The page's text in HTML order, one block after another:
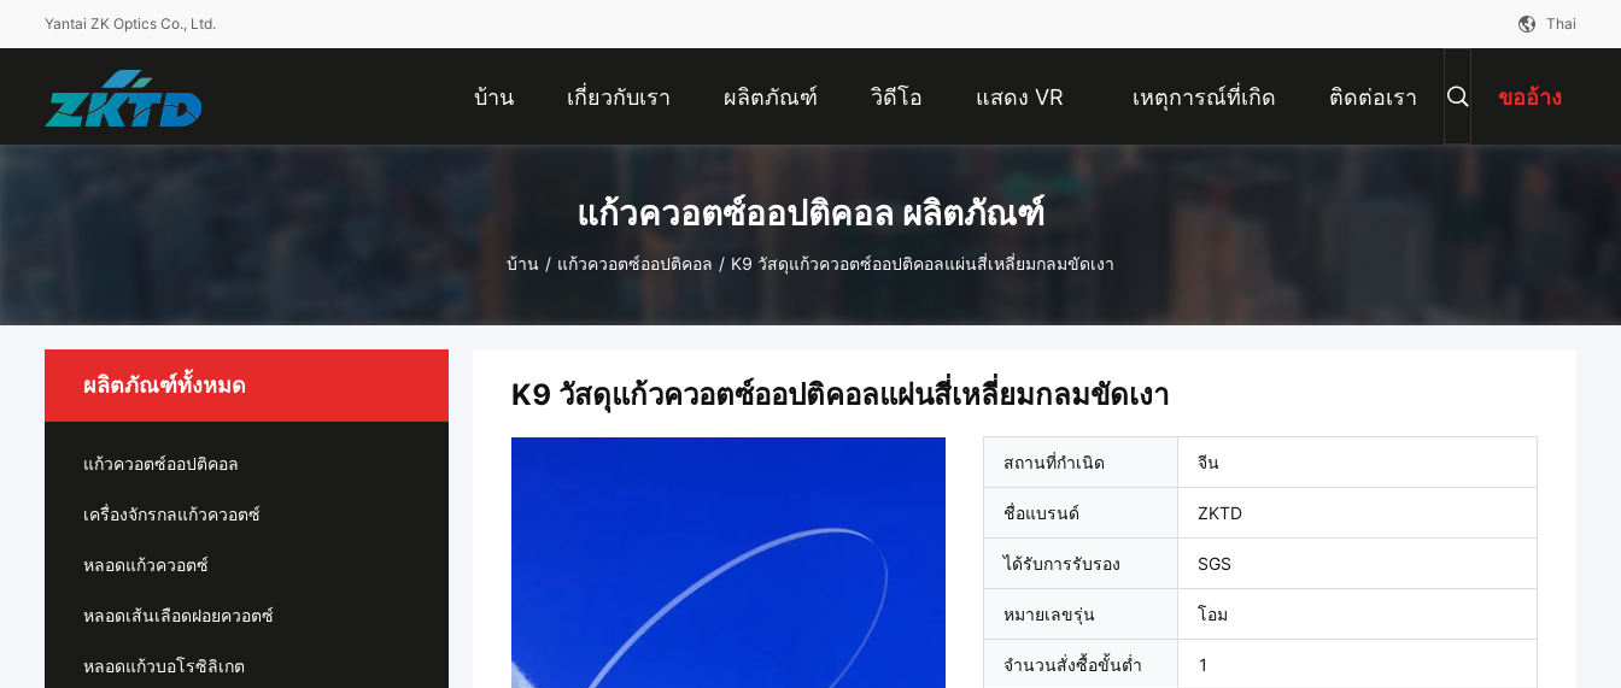
Yantai ZK Optics Co., Ltd. Thai
บ้าน เกี่ยวกับเรา ผลิตภัณฑ์ วิดีโอ แสดง VR เหตุการณ์ที่เกิด ติดต่อเรา ขออ้าง
แก้วควอตซ์ออปติคอล ผลิตภัณฑ์
บ้าน / แก้วควอตซ์ออปติคอล / K9 วัสดุแก้วควอตซ์ออปติคอลแผ่นสี่เหลี่ยมกลมขัดเงา
ผลิตภัณฑ์ทั้งหมด
แก้วควอตซ์ออปติคอล
เครื่องจักรกลแก้วควอตซ์
หลอดแก้วควอตซ์
หลอดเส้นเลือดฝอยควอตซ์
หลอดแก้วบอโรซิลิเกต
K9 วัสดุแก้วควอตซ์ออปติคอลแผ่นสี่เหลี่ยมกลมขัดเงา
สถานที่กำเนิด จีน
ชื่อแบรนด์ ZKTD
ได้รับการรับรอง SGS
หมายเลขรุ่น โอม
จำนวนสั่งซื้อขั้นต่ำ 1